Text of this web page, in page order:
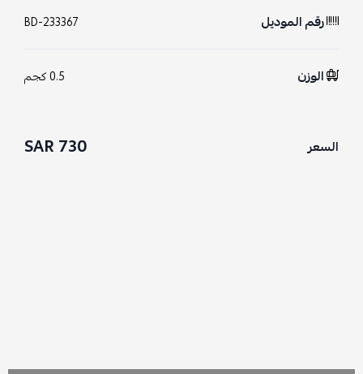
رقم الموديل BD-233367
الوزن 0.5 كجم
السعر 730 SAR